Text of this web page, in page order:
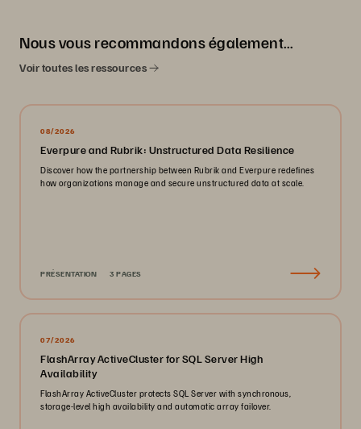
Nous vous recommandons également…
Voir toutes les ressources
08/2026
Everpure and Rubrik: Unstructured Data Resilience
Discover how the partnership between Rubrik and Everpure redefines
how organizations manage and secure unstructured data at scale.
PRÉSENTATION 3 PAGES
07/2026
FlashArray ActiveCluster for SQL Server High
Availability
FlashArray ActiveCluster protects SQL Server with synchronous,
storage-level high availability and automatic array failover.